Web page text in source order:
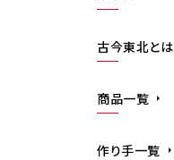
古今東北とは
商品一覧
作り手一覧